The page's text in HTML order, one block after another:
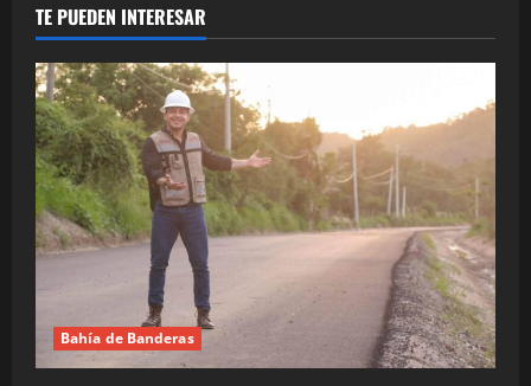
TE PUEDEN INTERESAR
Bahía de Banderas